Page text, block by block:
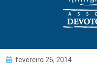
fevereiro 26, 2014